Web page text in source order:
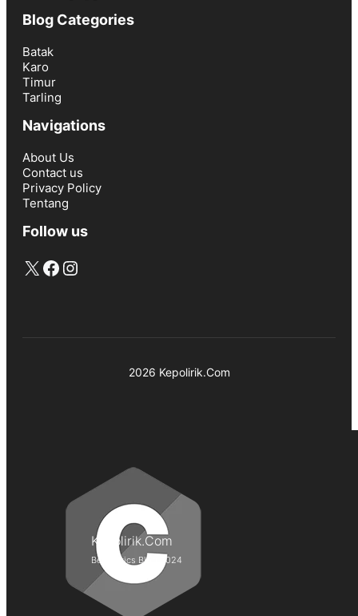
Blog Categories
Batak
Karo
Timur
Tarling
Navigations
About Us
Contact us
Privacy Policy
Tentang
Follow us
X Facebook
Instagram
2026 Kepolirik.Com
Kepolirik.Com
Best Lyrics Blog 2024